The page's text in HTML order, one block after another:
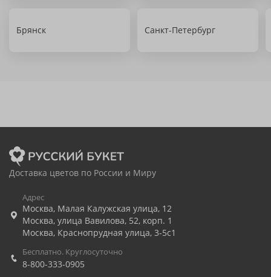
Брянск Санкт-Петербург
Доставка цветов по России и Миру
Адрес
Москва, Малая Калужская улица, 12
Москва, улица Вавилова, 52, корп. 1
Москва, Краснопрудная улица, 3-5с1
Бесплатно. Круглосуточно
8-800-333-0905